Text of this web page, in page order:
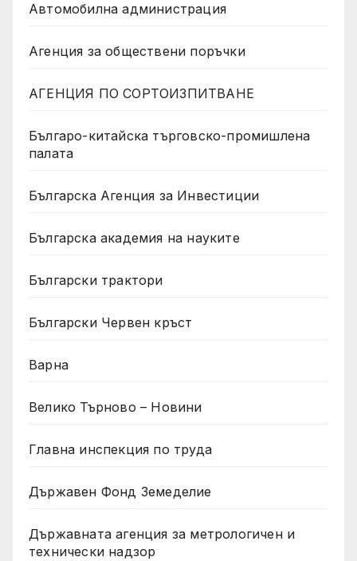
Автомобилна администрация
Агенция за обществени поръчки
АГЕНЦИЯ ПО СОРТОИЗПИТВАНЕ
Българо-китайска търговско-промишлена
палата
Българска Агенция за Инвестиции
Българска академия на науките
Български трактори
Български Червен кръст
Варна
Велико Търново – Новини
Главна инспекция по труда
Държавен Фонд Земеделие
Държавната агенция за метрологичен и
технически надзор